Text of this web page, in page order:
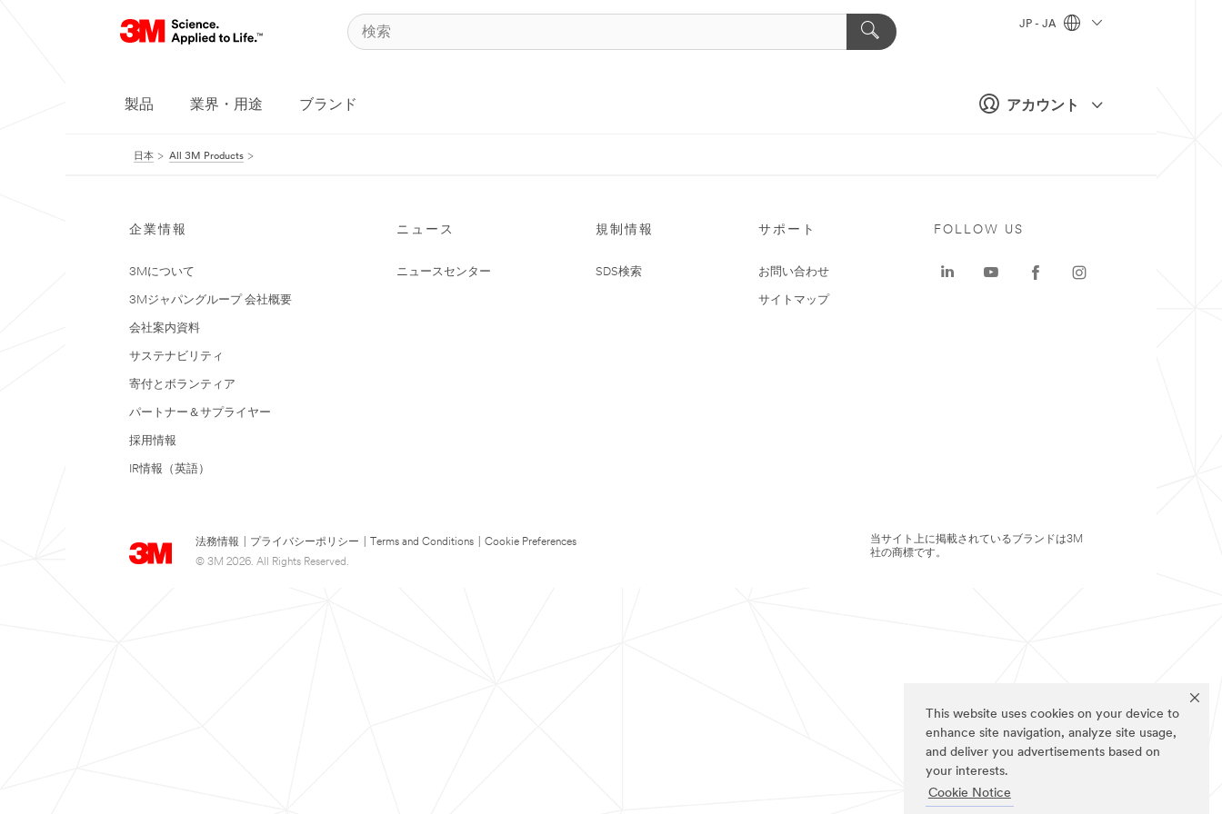
This website uses cookies on your device to
enhance site navigation, analyze site usage,
and deliver you advertisements based on
your interests.
Cookie Notice
アカウント
JP - JA
製品 業界・用途 ブランド
日本 All 3M Products
企業情報
3Mについて
3Mジャパングループ 会社概要
会社案内資料
サステナビリティ
寄付とボランティア
パートナー＆サプライヤー
採用情報
IR情報（英語）
ニュース
ニュースセンター
規制情報
SDS検索
サポート
お問い合わせ
サイトマップ
法務情報 プライバシーポリシー Terms and Conditions
Cookie Preferences
© 3M 2026. All Rights Reserved.
FOLLOW US
当サイト上に掲載されているブランドは3M
社の商標です。